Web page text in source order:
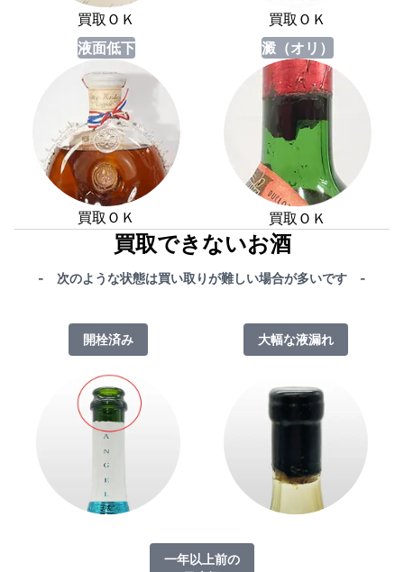
買取ＯＫ
買取ＯＫ
液面低下
買取ＯＫ
澱（オリ）
買取ＯＫ
買取できないお酒
- 次のような状態は買い取りが難しい場合が多いです -
開栓済み 大幅な液漏れ
一年以上前の